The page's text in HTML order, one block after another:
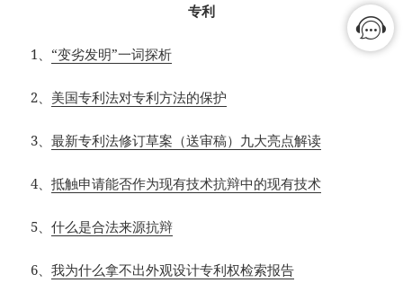
专利
1 “变劣发明”一词探析
2 美国专利法对专利方法的保护
3 、最新专利法修订草案（送审稿）九大亮点解读
4、抵触申请能否作为现有技术抗辩中的现有技术
5 、什么是合法来源抗辩
6 、我为什么拿不出外观设计专利权检索报告